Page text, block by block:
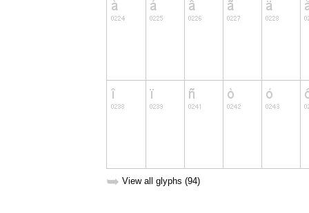
➥ View all glyphs (94)